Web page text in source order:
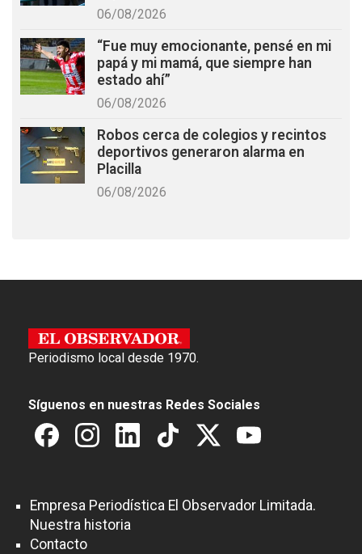
06/08/2026
“Fue muy emocionante, pensé en mi
papá y mi mamá, que siempre han
estado ahí”
06/08/2026
Robos cerca de colegios y recintos
deportivos generaron alarma en
Placilla
06/08/2026
Periodismo local desde 1970.
Síguenos en nuestras Redes Sociales
Empresa Periodística El Observador Limitada.
Nuestra historia
Contacto